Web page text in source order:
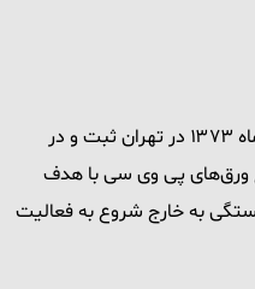
شرکت مارون صنعت تهران در آبان ماه ۱۳۷۳ در تهران ثبت و در
انواع ورق‌های پی وی سی با هدف
به خارج شروع به فعالیت